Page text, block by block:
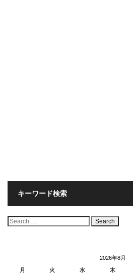
キーワード検索
検
索:
2026年8月
月
火 水 木